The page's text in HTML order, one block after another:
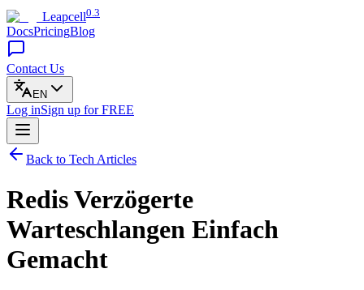
Leapcell0.3
DocsPricingBlog
Contact Us
EN
Log inSign up for FREE
Back to Tech Articles
Redis Verzögerte
Warteschlangen Einfach
Gemacht